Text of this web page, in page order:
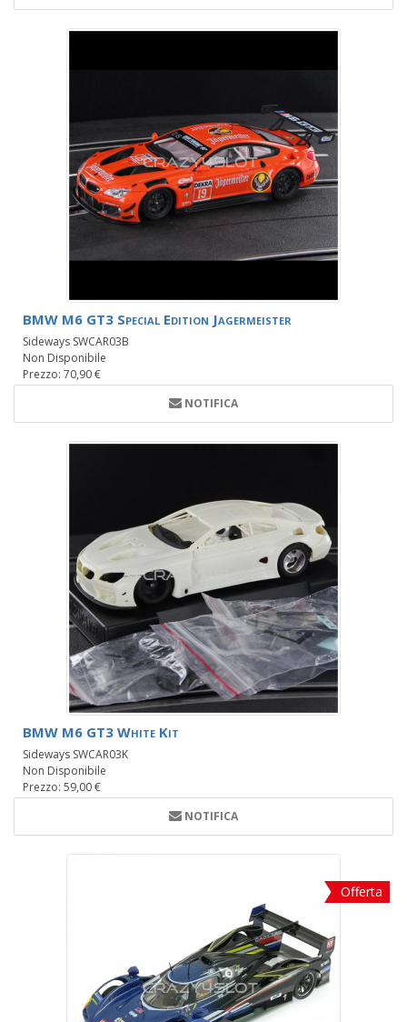
BMW M6 GT3 Special Edition Jagermeister
Sideways SWCAR03B
Non Disponibile
Prezzo: 70,90 €
NOTIFICA
BMW M6 GT3 White Kit
Sideways SWCAR03K
Non Disponibile
Prezzo: 59,00 €
NOTIFICA
Offerta